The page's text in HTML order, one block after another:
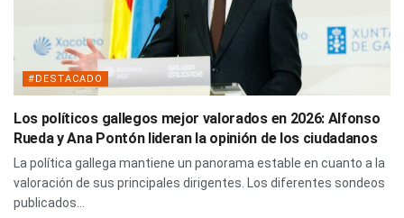
#DESTACADO
Los políticos gallegos mejor valorados en 2026: Alfonso
Rueda y Ana Pontón lideran la opinión de los ciudadanos
La política gallega mantiene un panorama estable en cuanto a la
valoración de sus principales dirigentes. Los diferentes sondeos
publicados...